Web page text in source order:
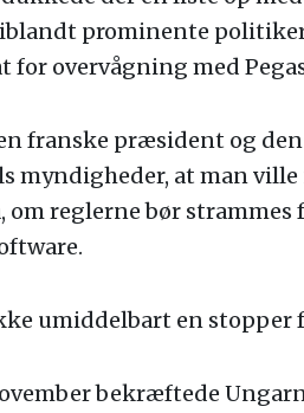
prominente
for overvågning med
franske præsident og
myndigheder, at man
om reglerne bør
umiddelbart en stopper
bekræftede